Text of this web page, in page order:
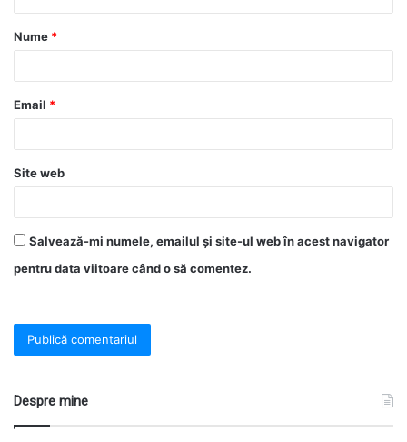
Nume *
Email *
Site web
Salvează-mi numele, emailul și site-ul web în acest navigator
pentru data viitoare când o să comentez.
Despre mine